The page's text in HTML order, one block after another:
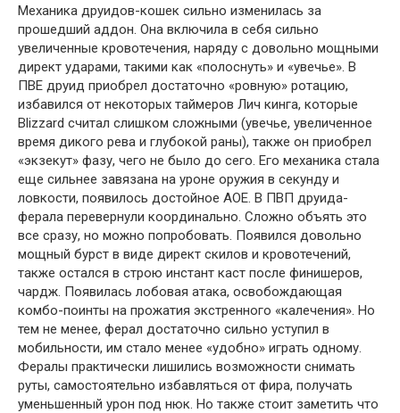
Механика друидов-кошек сильно изменилась за
прошедший аддон. Она включила в себя сильно
увеличенные кровотечения, наряду с довольно мощными
директ ударами, такими как «полоснуть» и «увечье». В
ПВЕ друид приобрел достаточно «ровную» ротацию,
избавился от некоторых таймеров Лич кинга, которые
Blizzard считал слишком сложными (увечье, увеличенное
время дикого рева и глубокой раны), также он приобрел
«экзекут» фазу, чего не было до сего. Его механика стала
еще сильнее завязана на уроне оружия в секунду и
ловкости, появилось достойное АОЕ. В ПВП друида-
ферала перевернули координально. Сложно объять это
все сразу, но можно попробовать. Появился довольно
мощный бурст в виде директ скилов и кровотечений,
также остался в строю инстант каст после финишеров,
чардж. Появилась лобовая атака, освобождающая
комбо-поинты на прожатия экстренного «калечения». Но
тем не менее, ферал достаточно сильно уступил в
мобильности, им стало менее «удобно» играть одному.
Фералы практически лишились возможности снимать
руты, самостоятельно избавляться от фира, получать
уменьшенный урон под нюк. Но также стоит заметить что